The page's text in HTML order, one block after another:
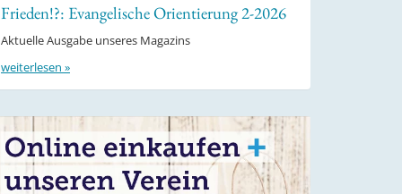
Frieden!?: Evangelische Orientierung 2-2026
Aktuelle Ausgabe unseres Magazins
weiterlesen »